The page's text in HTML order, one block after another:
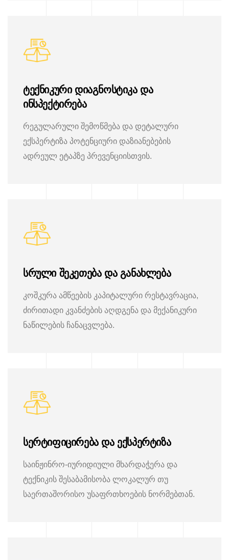
ტექნიკური დიაგნოსტიკა და
ინსპექტირება
რეგულარული შემოწმება და დეტალური
ექსპერტიზა პოტენციური დაზიანებების
ადრეულ ეტაპზე პრევენციისთვის.
სრული შეკეთება და განახლება
კოშკურა ამწეების კაპიტალური რესტავრაცია,
ძირითადი კვანძების აღდგენა და მექანიკური
ნაწილების ჩანაცვლება.
სერტიფიცირება და ექსპერტიზა
საინჟინრო-იურიდიული მხარდაჭერა და
ტექნიკის შესაბამისობა ლოკალურ თუ
საერთაშორისო უსაფრთხოების ნორმებთან.